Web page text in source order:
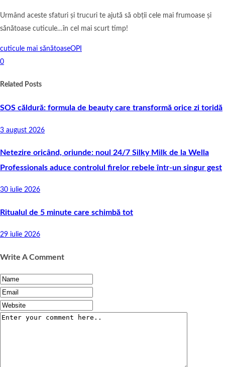
Urmând aceste sfaturi și trucuri te ajută să obții cele mai frumoase și
sănătoase cuticule…în cel mai scurt timp!
cuticule mai sănătoaseOPI
0
Related Posts
SOS căldură: formula de beauty care transformă orice zi toridă
3 august 2026
Netezire oricând, oriunde: noul 24/7 Silky Milk de la Wella
Professionals aduce controlul firelor rebele într-un singur gest
30 iulie 2026
Ritualul de 5 minute care schimbă tot
29 iulie 2026
Write A Comment